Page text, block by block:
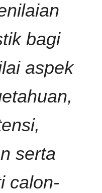
bagi
aspek
serta
calon-